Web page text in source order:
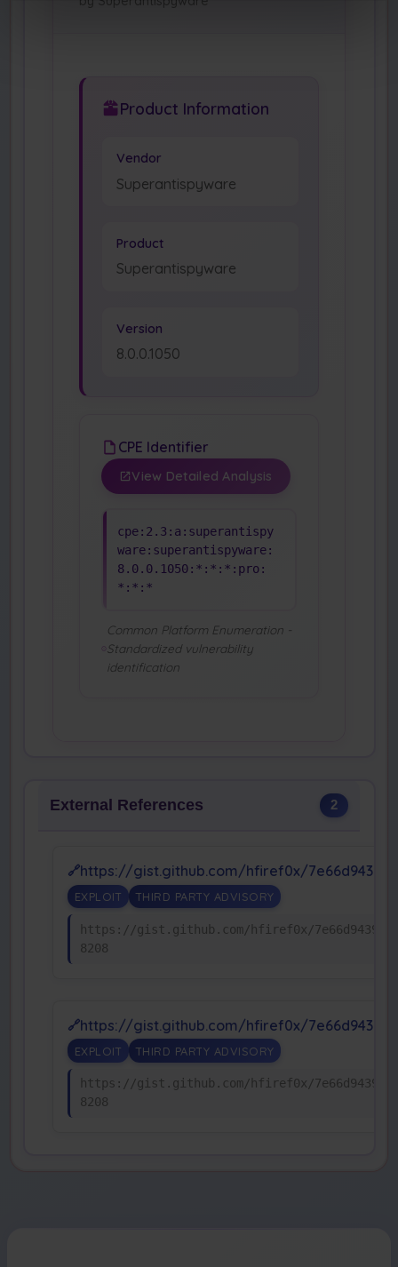
Product Information
Vendor
Superantispyware
Product
Superantispyware
Version
8.0.0.1050
CPE Identifier
View Detailed Analysis
cpe:2.3:a:superantispy
ware:superantispyware:
8.0.0.1050:*:*:*:pro:
*:*:*
Common Platform Enumeration -
Standardized vulnerability
identification
External References 2
https://gist.github.com/hfiref0x/
EXPLOIT THIRD PARTY ADVISORY
https://gist.github.com/hfiref0x/
8208
https://gist.github.com/hfiref0x/
EXPLOIT THIRD PARTY ADVISORY
https://gist.github.com/hfiref0x/
8208